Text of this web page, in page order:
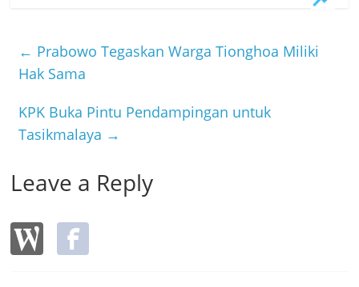
o
k
t
r
e
← Prabowo Tegaskan Warga Tionghoa Miliki
Hak Sama
KPK Buka Pintu Pendampingan untuk
Tasikmalaya →
Leave a Reply